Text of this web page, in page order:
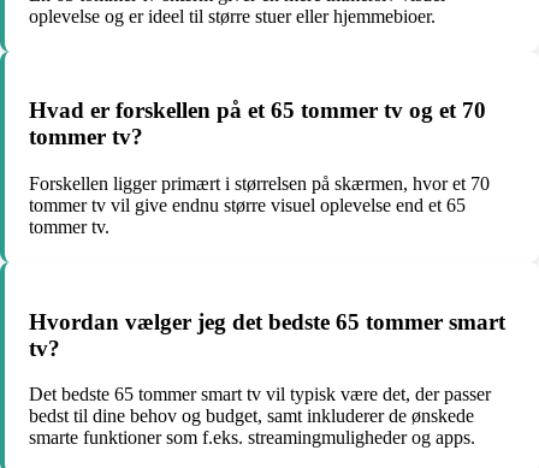
oplevelse og er ideel til større stuer eller hjemmebioer.
Hvad er forskellen på et 65 tommer tv og et 70
tommer tv?
Forskellen ligger primært i størrelsen på skærmen, hvor et 70
tommer tv vil give endnu større visuel oplevelse end et 65
tommer tv.
Hvordan vælger jeg det bedste 65 tommer smart
tv?
Det bedste 65 tommer smart tv vil typisk være det, der passer
bedst til dine behov og budget, samt inkluderer de ønskede
smarte funktioner som f.eks. streamingmuligheder og apps.